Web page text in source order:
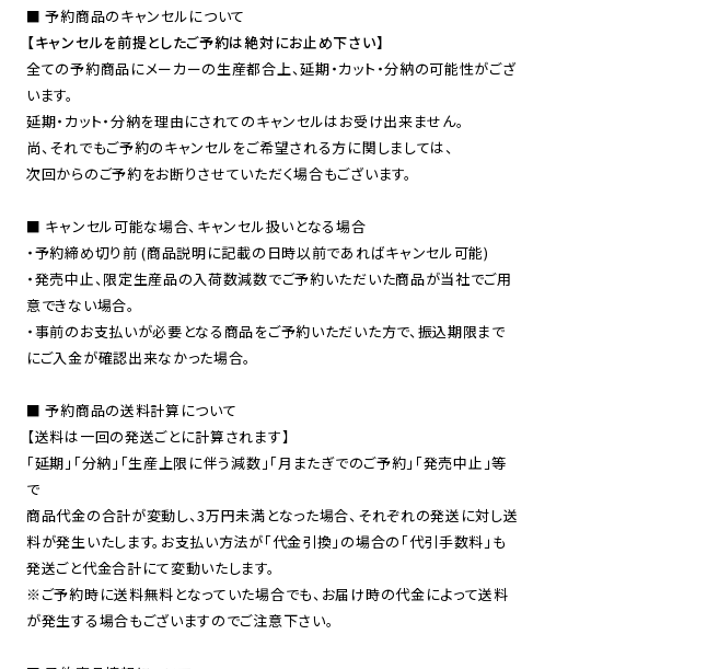
【キャンセルを前提としたご予約は絶対にお止め下さい】
全ての予約商品にメーカーの生産都合上、延期・カット・分納の可能性がござ
います。
延期・カット・分納を理由にされてのキャンセルはお受け出来ません。
尚、それでもご予約のキャンセルをご希望される方に関しましては、
次回からのご予約をお断りさせていただく場合もございます。
■ キャンセル可能な場合、キャンセル扱いとなる場合
・予約締め切り前 (商品説明に記載の日時以前であればキャンセル可能)
・発売中止、限定生産品の入荷数減数でご予約いただいた商品が当社でご用
意できない場合。
・事前のお支払いが必要となる商品をご予約いただいた方で、振込期限まで
にご入金が確認出来なかった場合。
■ 予約商品の送料計算について
【送料は一回の発送ごとに計算されます】
「延期」「分納」「生産上限に伴う減数」「月またぎでのご予約」「発売中止」等
で
商品代金の合計が変動し、3万円未満となった場合、それぞれの発送に対し送
料が発生いたします。お支払い方法が「代金引換」の場合の「代引手数料」も
※ご予約時に送料無料となっていた場合でも、お届け時の代金によって送料
が発生する場合もございますのでご注意下さい。